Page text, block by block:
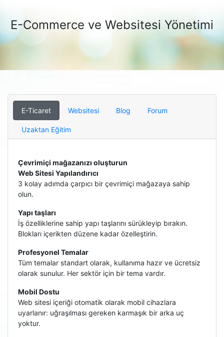
E-Commerce ve Websitesi Yönetimi
E-Ticaret Websitesi Blog Forum
Uzaktan Eğitim
Çevrimiçi mağazanızı oluşturun
Web Sitesi Yapılandırıcı
3 kolay adımda çarpıcı bir çevrimiçi mağazaya sahip
olun.
Yapı taşları
İş özelliklerine sahip yapı taşlarını sürükleyip bırakın.
Blokları içerikten düzene kadar özelleştirin.
Profesyonel Temalar
Tüm temalar standart olarak, kullanıma hazır ve ücretsiz
olarak sunulur. Her sektör için bir tema vardır.
Mobil Dostu
Web sitesi içeriği otomatik olarak mobil cihazlara
uyarlanır: uğraşılması gereken karmaşık bir arka uç
yoktur.